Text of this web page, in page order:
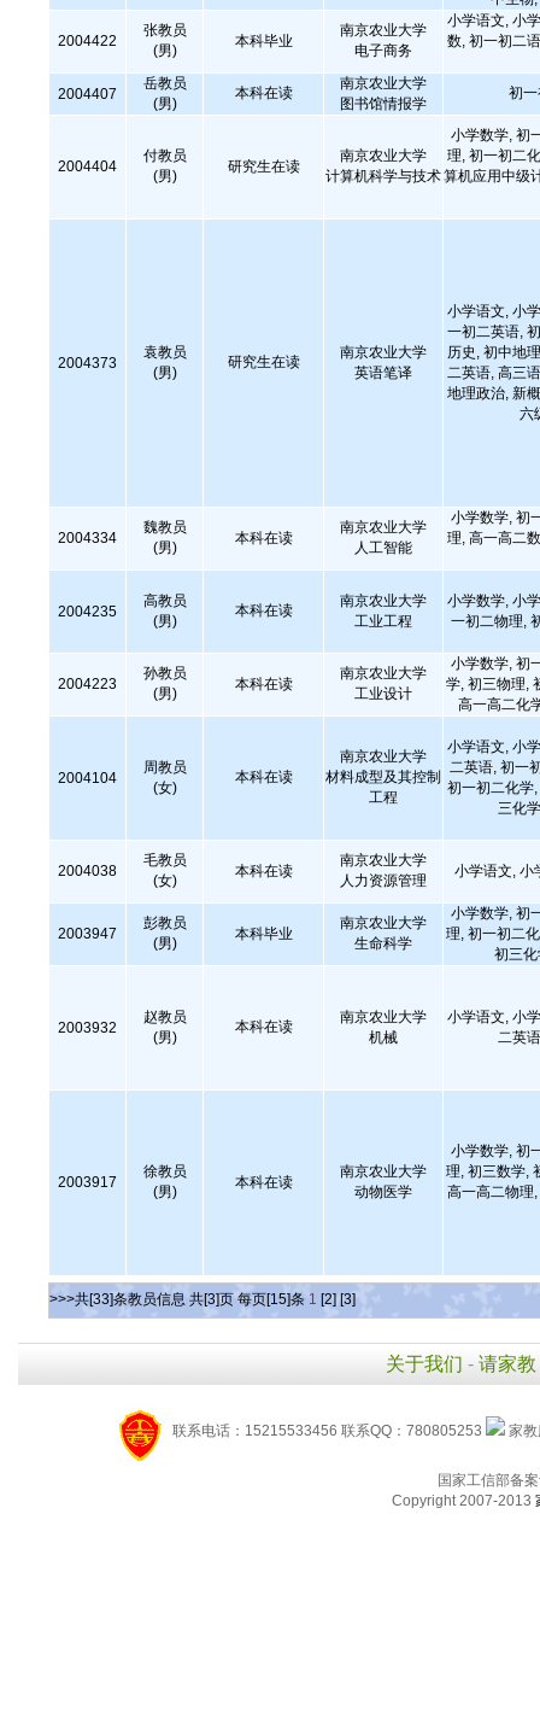
2004422
张教员
(男)
本科毕业
南京农业大学
电子商务
小学语文, 小
数, 初一初二
2004407
岳教员
(男)
本科在读
南京农业大学
图书馆情报学
初
2004404
付教员
(男)
研究生在读
南京农业大学
计算机科学与技术
小学数学, 初
理, 初一初二
算机应用中级
2004373
袁教员
(男)
研究生在读
南京农业大学
英语笔译
小学语文, 小
一初二英语,
历史, 初中地
二英语, 高三
地理政治, 新
六
2004334
魏教员
(男)
本科在读
南京农业大学
人工智能
小学数学, 初
理, 高一高二
2004235
高教员
(男)
本科在读
南京农业大学
工业工程
小学数学, 小
一初二物理,
2004223
孙教员
(男)
本科在读
南京农业大学
工业设计
小学数学, 初
学, 初三物理,
高一高二化
2004104
周教员
(女)
本科在读
南京农业大学
材料成型及其控制
工程
小学语文, 小
二英语, 初一
初一初二化学
三化
2004038
毛教员
(女)
本科在读
南京农业大学
人力资源管理
小学语文, 小
2003947
彭教员
(男)
本科毕业
南京农业大学
生命科学
小学数学, 初
理, 初一初二
初三
2003932
赵教员
(男)
本科在读
南京农业大学
机械
小学语文, 小
二英
2003917
徐教员
(男)
本科在读
南京农业大学
动物医学
小学数学, 初
理, 初三数学,
高一高二物理
>>>共[33]条教员信息 共[3]页 每页[15]条 1 [2] [3]
关于我们 - 请家教
联系电话：15215533456 联系QQ：780805253 家
国家工信部备
Copyright 2007-2013